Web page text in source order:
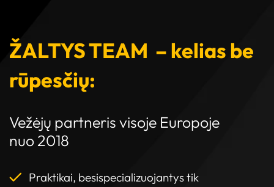
ŽALTYS TEAM – kelias be
rūpesčių:
Vežėjų partneris visoje Europoje
nuo 2018
Praktikai, besispecializuojantys tik